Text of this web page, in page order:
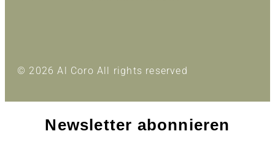
© 2026 Al Coro All rights reserved
Newsletter abonnieren